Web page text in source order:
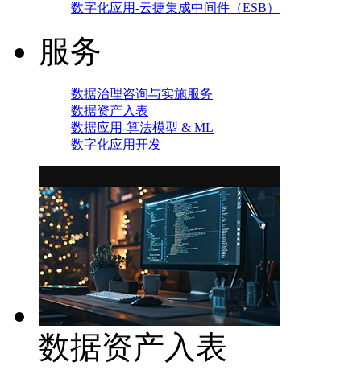
数字化应用-云捷集成中间件（ESB）
服务
数据治理咨询与实施服务
数据资产入表
数据应用-算法模型 & ML
数字化应用开发
数据资产入表